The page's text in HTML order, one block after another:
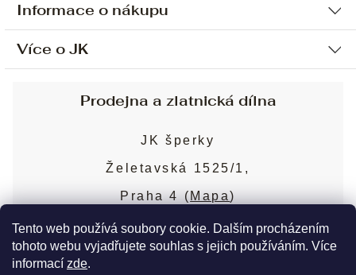
Tento web používá soubory cookie. Dalším procházením
tohoto webu vyjadřujete souhlas s jejich používáním. Více
informací zde.
Informace o nákupu
Ochrana osobních údajů
Sjednání osobní schůzky
Obchodní podmínky
Puncovní značky
Více o JK
Blog
Nejčastější dotazy
Prodejna a zlatnická dílna
JK šperky
Želetavská 1525/1,
Praha 4 ( Mapa)
Více o prodejně